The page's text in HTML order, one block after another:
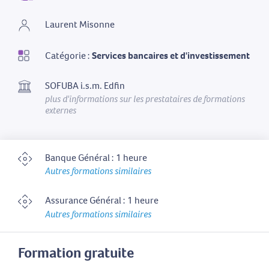
Laurent Misonne
Catégorie :Services bancaires et d'investissement
SOFUBA i.s.m. Edfin
plus d'informations sur les prestataires de formations
externes
Banque Général : 1 heure
Autres formations similaires
Assurance Général : 1 heure
Autres formations similaires
Formation gratuite